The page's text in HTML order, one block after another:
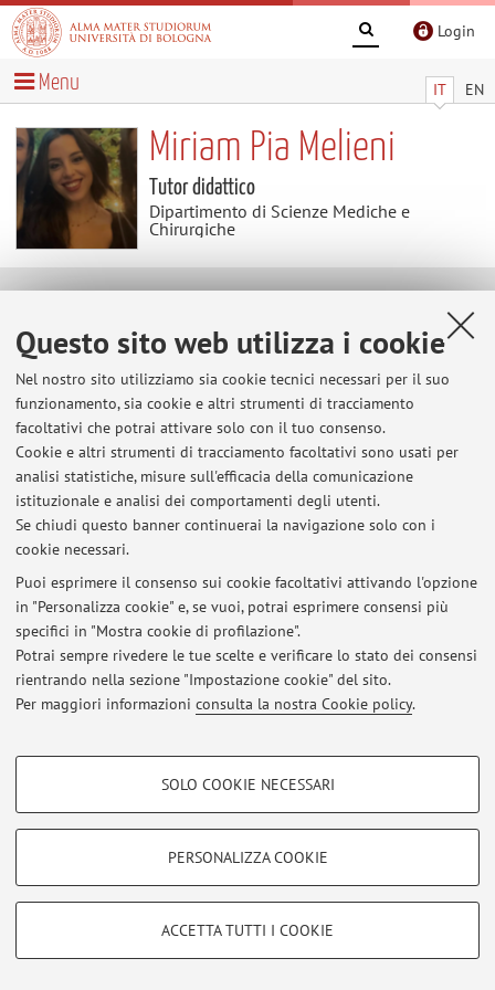
Questo sito web utilizza i cookie
Nel nostro sito utilizziamo sia cookie tecnici necessari per il suo
funzionamento, sia cookie e altri strumenti di tracciamento
facoltativi che potrai attivare solo con il tuo consenso.
Cookie e altri strumenti di tracciamento facoltativi sono usati per
analisi statistiche, misure sull'efficacia della comunicazione
istituzionale e analisi dei comportamenti degli utenti.
Se chiudi questo banner continuerai la navigazione solo con i
cookie necessari.
Puoi esprimere il consenso sui cookie facoltativi attivando l'opzione
in "Personalizza cookie" e, se vuoi, potrai esprimere consensi più
specifici in "Mostra cookie di profilazione".
Potrai sempre rivedere le tue scelte e verificare lo stato dei consensi
rientrando nella sezione "Impostazione cookie" del sito.
Per maggiori informazioni consulta la nostra Cookie policy.
COOKIE DI PROFILAZIONE - FACOLTATIVI
COOKIE TECNICI - NECESSARI
Si tratta di cookie tecnici utilizzati, a titolo esemplificativo, per il corretto
SOLO COOKIE NECESSARI
PERSONALIZZA COOKIE
ACCETTA TUTTI I COOKIE
Login
IT EN
Menu
Miriam Pia Melieni
Tutor didattico
Dipartimento di Scienze Mediche e
Chirurgiche
E-mail: miriampia.melieni2@unibo.it
Dipartimento di Scienze Mediche e Chirurgiche
Via Massarenti 9, Bologna -Vai alla mappa
Ultimi avvisi
Al momento non sono presenti avvisi.
© 2026 - ALMA MATER STUDIORUM - Università di Bologna - Via
Zamboni, 33 - 40126 Bologna - Partita IVA: 01131710376
|Note legali|Impostazioni Cookie